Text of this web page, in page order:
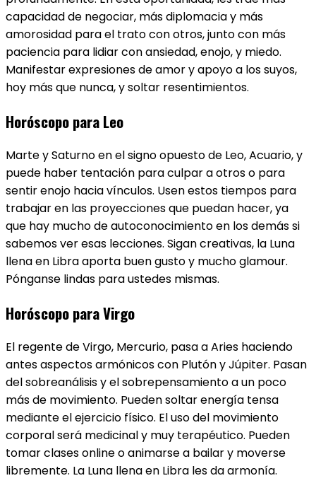
capacidad de negociar, más diplomacia y más
amorosidad para el trato con otros, junto con más
paciencia para lidiar con ansiedad, enojo, y miedo.
Manifestar expresiones de amor y apoyo a los suyos,
hoy más que nunca, y soltar resentimientos.
Horóscopo para Leo
Marte y Saturno en el signo opuesto de Leo​, Acuario, y
puede haber tentación para culpar a otros o para
sentir enojo hacia vínculos. Usen estos tiempos para
trabajar en las proyecciones que puedan hacer, ya
que hay mucho de autoconocimiento en los demás si
sabemos ver esas lecciones. Sigan creativas, la Luna
llena en Libra aporta buen gusto y mucho glamour.
Pónganse lindas para ustedes mismas.
Horóscopo para Virgo
El regente de Virgo​, Mercurio, pasa a Aries haciendo
antes aspectos armónicos con Plutón y Júpiter. Pasan
del sobreanálisis y el sobrepensamiento a un poco
más de movimiento. Pueden soltar energía tensa
mediante el ejercicio físico. El uso del movimiento
corporal será medicinal y muy terapéutico. Pueden
tomar clases online o animarse a bailar y moverse
libremente. La Luna llena en Libra les da armonía.